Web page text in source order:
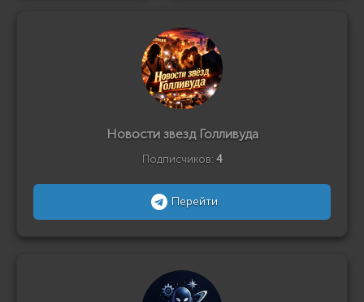
Новости звезд Голливуда
Подписчиков: 4
Перейти